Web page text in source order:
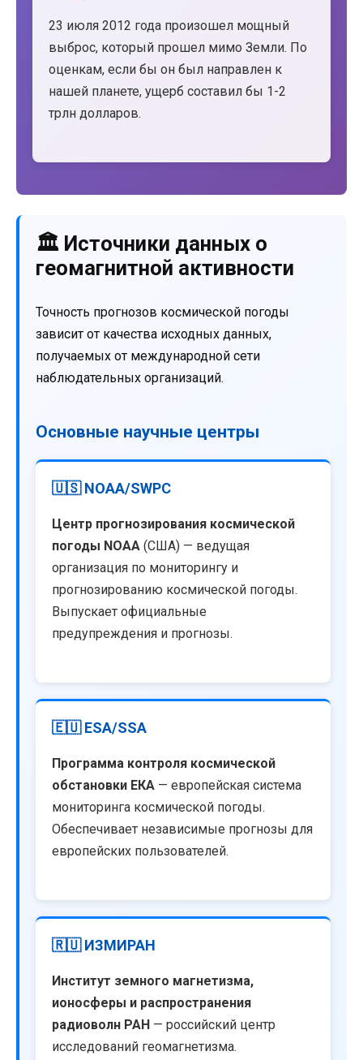
23 июля 2012 года произошел мощный
выброс, который прошел мимо Земли. По
оценкам, если бы он был направлен к
нашей планете, ущерб составил бы 1-2
трлн долларов.
🏛️ Источники данных о
геомагнитной активности
Точность прогнозов космической погоды
зависит от качества исходных данных,
получаемых от международной сети
наблюдательных организаций.
Основные научные центры
🇺🇸 NOAA/SWPC
Центр прогнозирования космической
погоды NOAA (США) — ведущая
организация по мониторингу и
прогнозированию космической погоды.
Выпускает официальные
предупреждения и прогнозы.
🇪🇺 ESA/SSA
Программа контроля космической
обстановки ЕКА — европейская система
мониторинга космической погоды.
Обеспечивает независимые прогнозы для
европейских пользователей.
🇷🇺 ИЗМИРАН
Институт земного магнетизма,
ионосферы и распространения
радиоволн РАН — российский центр
исследований геомагнетизма.